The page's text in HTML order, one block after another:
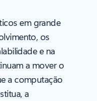
em grande
os
e na
a mover o
a computação
a